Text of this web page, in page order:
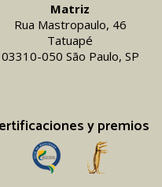
Matriz
Rua Mastropaulo, 46
Tatuapé
03310-050 São Paulo, SP
y premios